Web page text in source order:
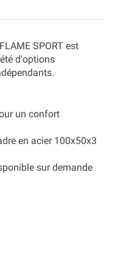
FLAME SPORT est
d'options
un confort
en acier 100x50x3
sur demande